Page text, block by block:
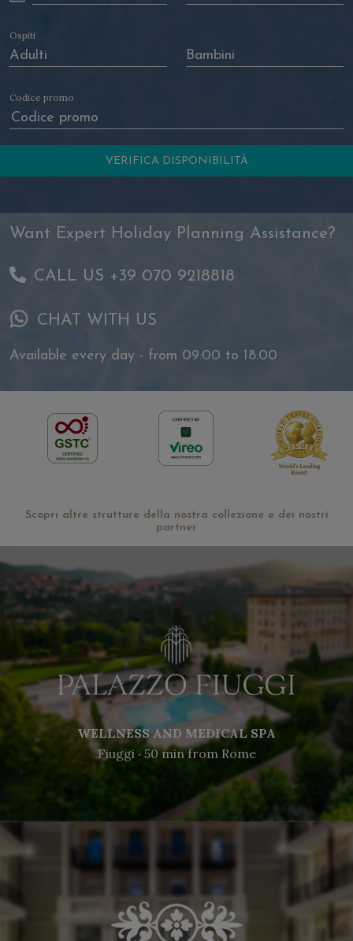
Ospiti
Codice promo
Want Expert Holiday Planning Assistance?
CALL US +39 070 9218818
CHAT WITH US
Available every day - from 09:00 to 18:00
Scopri altre strutture della nostra collezione e dei nostri
partner
WELLNESS AND MEDICAL SPA
Fiuggi ‧ 50 min from Rome